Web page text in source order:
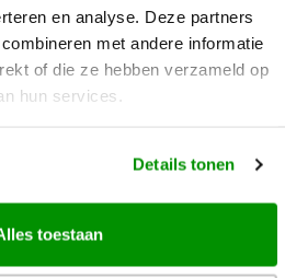
en analyse. Deze partners
met andere informatie
of die ze hebben verzameld op
hun services.
Details tonen
toestaan